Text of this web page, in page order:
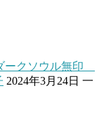
ークソウル無印
2024年3月24日 一